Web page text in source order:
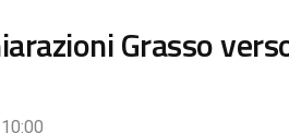
Grasso
10:00